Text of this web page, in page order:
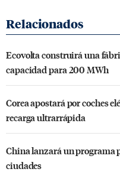
Ecovolta construirá una
capacidad para 200 MWh
Corea apostará por coches
recarga ultrarrápida
China lanzará un programa
ciudades